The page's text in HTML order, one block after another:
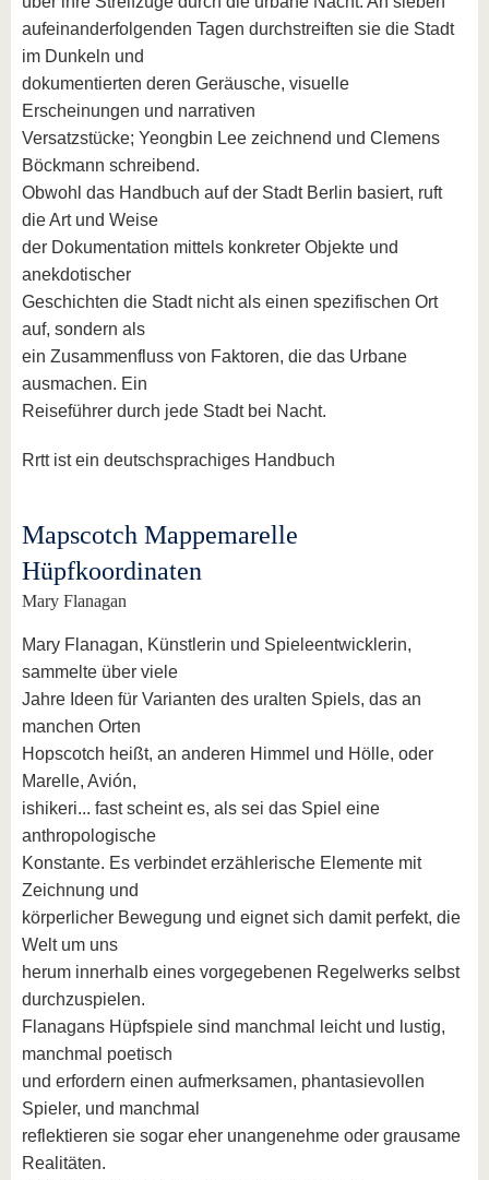
aufeinanderfolgenden Tagen durchstreiften sie die Stadt
im Dunkeln und
dokumentierten deren Geräusche, visuelle
Erscheinungen und narrativen
Versatzstücke; Yeongbin Lee zeichnend und Clemens
Böckmann schreibend.
Obwohl das Handbuch auf der Stadt Berlin basiert, ruft
die Art und Weise
der Dokumentation mittels konkreter Objekte und
anekdotischer
Geschichten die Stadt nicht als einen spezifischen Ort
auf, sondern als
ein Zusammenfluss von Faktoren, die das Urbane
ausmachen. Ein
Reiseführer durch jede Stadt bei Nacht.
Rrtt ist ein deutschsprachiges Handbuch
Mapscotch Mappemarelle
Hüpfkoordinaten
Mary Flanagan
Mary Flanagan, Künstlerin und Spieleentwicklerin,
sammelte über viele
Jahre Ideen für Varianten des uralten Spiels, das an
manchen Orten
Hopscotch heißt, an anderen Himmel und Hölle, oder
Marelle, Avión,
ishikeri... fast scheint es, als sei das Spiel eine
anthropologische
Konstante. Es verbindet erzählerische Elemente mit
Zeichnung und
körperlicher Bewegung und eignet sich damit perfekt, die
Welt um uns
herum innerhalb eines vorgegebenen Regelwerks selbst
durchzuspielen.
Flanagans Hüpfspiele sind manchmal leicht und lustig,
manchmal poetisch
und erfordern einen aufmerksamen, phantasievollen
Spieler, und manchmal
reflektieren sie sogar eher unangenehme oder grausame
Realitäten.